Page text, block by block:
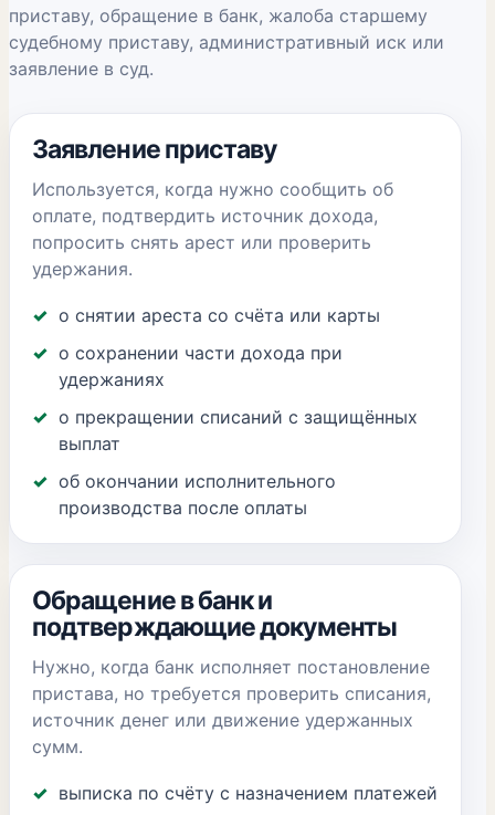
приставу, обращение в банк, жалоба старшему
судебному приставу, административный иск или
заявление в суд.
Заявление приставу
Используется, когда нужно сообщить об
оплате, подтвердить источник дохода,
попросить снять арест или проверить
удержания.
о снятии ареста со счёта или карты
о сохранении части дохода при
удержаниях
о прекращении списаний с защищённых
выплат
об окончании исполнительного
производства после оплаты
Обращение в банк и
подтверждающие документы
Нужно, когда банк исполняет постановление
пристава, но требуется проверить списания,
источник денег или движение удержанных
сумм.
выписка по счёту с назначением платежей